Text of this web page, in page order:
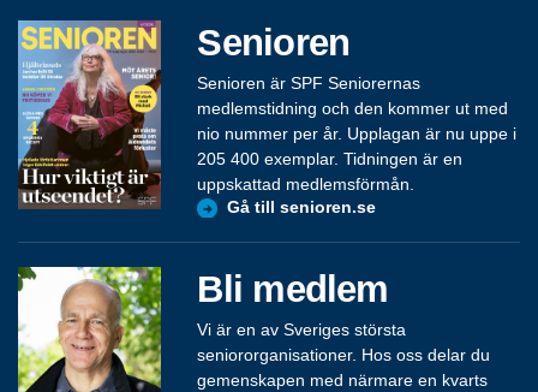
Senioren
Senioren är SPF Seniorernas
medlemstidning och den kommer ut med
nio nummer per år. Upplagan är nu uppe i
205 400 exemplar. Tidningen är en
uppskattad medlemsförmån.
Gå till senioren.se
Bli medlem
Vi är en av Sveriges största
seniororganisationer. Hos oss delar du
gemenskapen med närmare en kvarts